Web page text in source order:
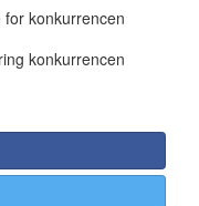
konkurrencen
konkurrencen